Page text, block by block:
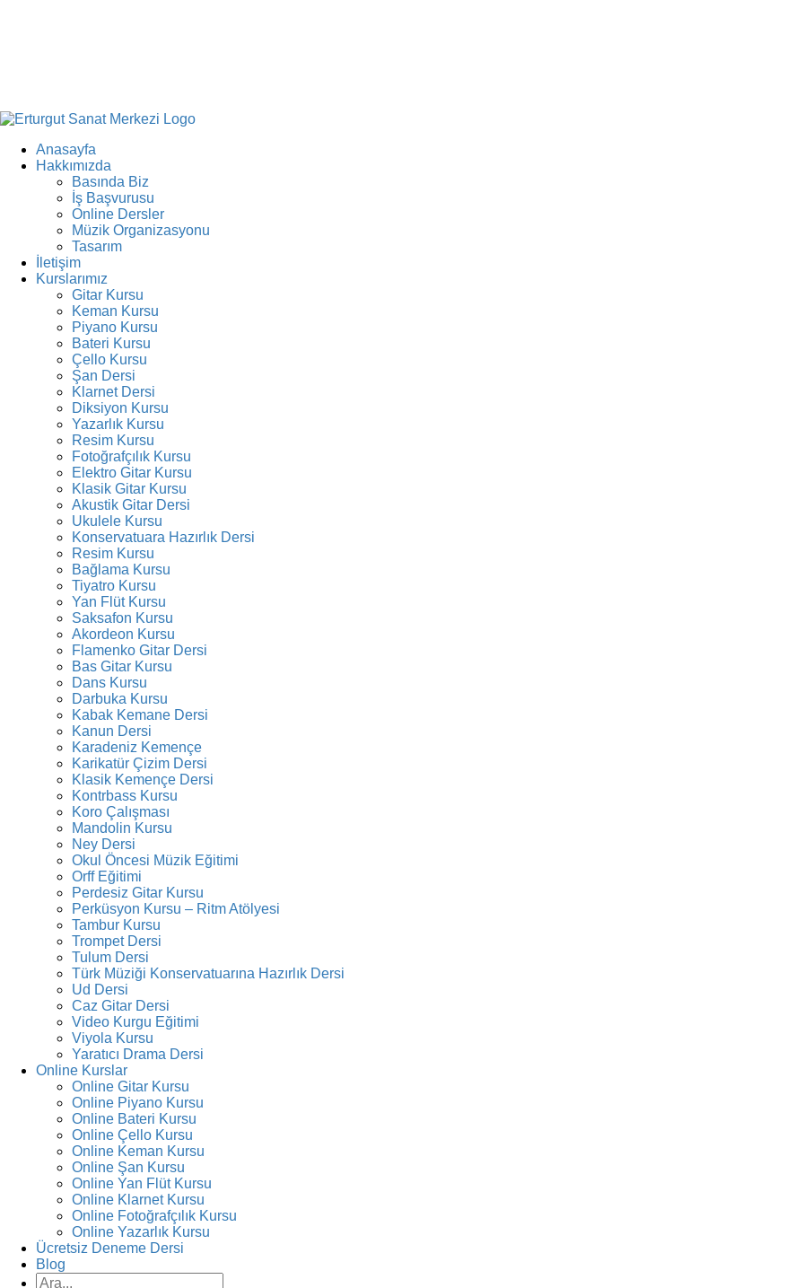
Anasayfa
Hakkımızda
Basında Biz
İş Başvurusu
Online Dersler
Müzik Organizasyonu
Tasarım
İletişim
Kurslarımız
Gitar Kursu
Keman Kursu
Piyano Kursu
Bateri Kursu
Çello Kursu
Şan Dersi
Klarnet Dersi
Diksiyon Kursu
Yazarlık Kursu
Resim Kursu
Fotoğrafçılık Kursu
Elektro Gitar Kursu
Klasik Gitar Kursu
Akustik Gitar Dersi
Ukulele Kursu
Konservatuara Hazırlık Dersi
Resim Kursu
Bağlama Kursu
Tiyatro Kursu
Yan Flüt Kursu
Saksafon Kursu
Akordeon Kursu
Flamenko Gitar Dersi
Bas Gitar Kursu
Dans Kursu
Darbuka Kursu
Kabak Kemane Dersi
Kanun Dersi
Karadeniz Kemençe
Karikatür Çizim Dersi
Klasik Kemençe Dersi
Kontrbass Kursu
Koro Çalışması
Mandolin Kursu
Ney Dersi
Okul Öncesi Müzik Eğitimi
Orff Eğitimi
Perdesiz Gitar Kursu
Perküsyon Kursu – Ritm Atölyesi
Tambur Kursu
Trompet Dersi
Tulum Dersi
Türk Müziği Konservatuarına Hazırlık Dersi
Ud Dersi
Caz Gitar Dersi
Video Kurgu Eğitimi
Viyola Kursu
Yaratıcı Drama Dersi
Online Kurslar
Online Gitar Kursu
Online Piyano Kursu
Online Bateri Kursu
Online Çello Kursu
Online Keman Kursu
Online Şan Kursu
Online Yan Flüt Kursu
Online Klarnet Kursu
Online Fotoğrafçılık Kursu
Online Yazarlık Kursu
Ücretsiz Deneme Dersi
Blog
Ara: